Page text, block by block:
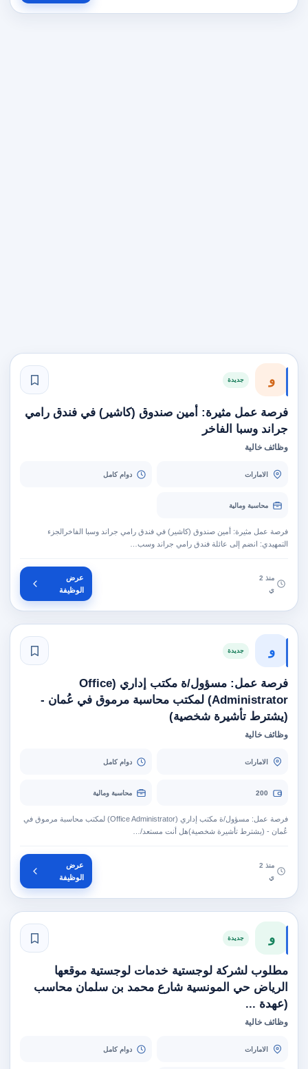
و جديدة
فرصة عمل مثيرة: أمين صندوق (كاشير) في فندق رامي
جراند وسبا الفاخر
وظائف خالية
الامارات دوام كامل
محاسبة ومالية
فرصة عمل مثيرة: أمين صندوق (كاشير) في فندق رامي جراند وسبا الفاخرالجزء
التمهيدي: انضم إلى عائلة فندق رامي جراند وسب…
منذ 2
ي
عرض
الوظيفة
و جديدة
فرصة عمل: مسؤول/ة مكتب إداري (Office
Administrator) لمكتب محاسبة مرموق في عُمان -
(يشترط تأشيرة شخصية)
وظائف خالية
الامارات دوام كامل
200 محاسبة ومالية
فرصة عمل: مسؤول/ة مكتب إداري (Office Administrator) لمكتب محاسبة مرموق في
عُمان - (يشترط تأشيرة شخصية)هل أنت مستعد/…
منذ 2
ي
عرض
الوظيفة
و جديدة
مطلوب لشركة لوجستية خدمات لوجستية موقعها
الرياض حي المونسية شارع محمد بن سلمان محاسب
(عهدة ...
وظائف خالية
الامارات دوام كامل